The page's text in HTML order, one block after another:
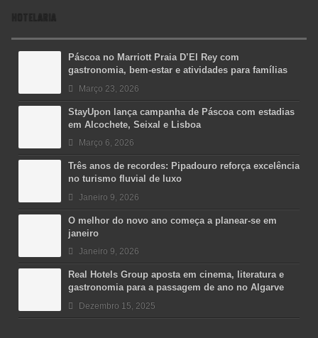
HOTELARIA
Páscoa no Marriott Praia D’El Rey com
gastronomia, bem-estar e atividades para famílias
Março 23, 2026
StayUpon lança campanha de Páscoa com estadias
em Alcochete, Seixal e Lisboa
Março 6, 2026
Três anos de recordes: Pipadouro reforça excelência
no turismo fluvial de luxo
Janeiro 9, 2026
O melhor do novo ano começa a planear-se em
janeiro
Janeiro 9, 2026
Real Hotels Group aposta em cinema, literatura e
gastronomia para a passagem de ano no Algarve
Dezembro 15, 2025